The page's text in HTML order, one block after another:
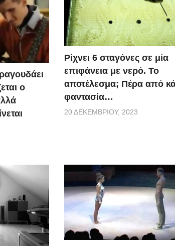
ο
Ρίχνει 6 σταγόνες σε μία
επιφάνεια με νερό. Το
αποτέλεσμα; Πέρα από
φαντασία…
20 ΔΕΚΕΜΒΡΊΟΥ, 2023